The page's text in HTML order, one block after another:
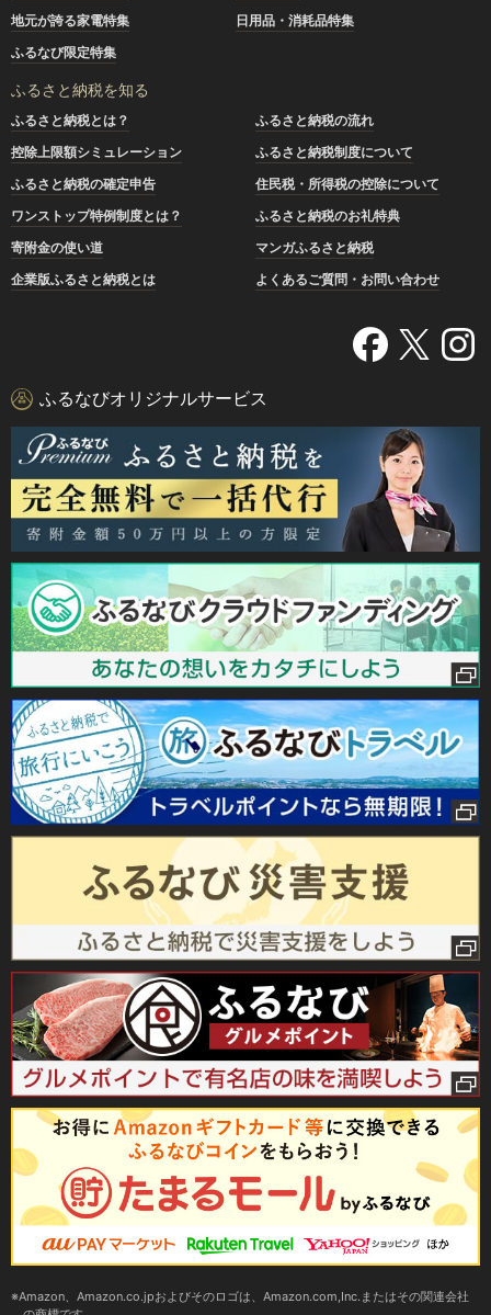
地元が誇る家電特集
日用品・消耗品特集
ふるなび限定特集
ふるさと納税を知る
ふるさと納税とは？
ふるさと納税の流れ
控除上限額シミュレーション
ふるさと納税制度について
ふるさと納税の確定申告
住民税・所得税の控除について
ワンストップ特例制度とは？
ふるさと納税のお礼特典
寄附金の使い道
マンガふるさと納税
企業版ふるさと納税とは
よくあるご質問・お問い合わせ
ふるなびオリジナルサービス
Amazon、Amazon.co.jpおよびそのロゴは、Amazon.com,Inc.またはその関連会社